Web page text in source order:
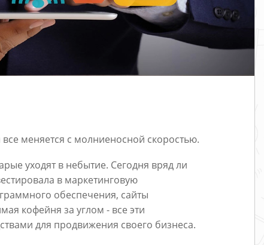
меняется с молниеносной скоростью.
уходят в небытие. Сегодня вряд ли
в маркетинговую
обеспечения, сайты
кофейня за углом - все эти
для продвижения своего бизнеса.